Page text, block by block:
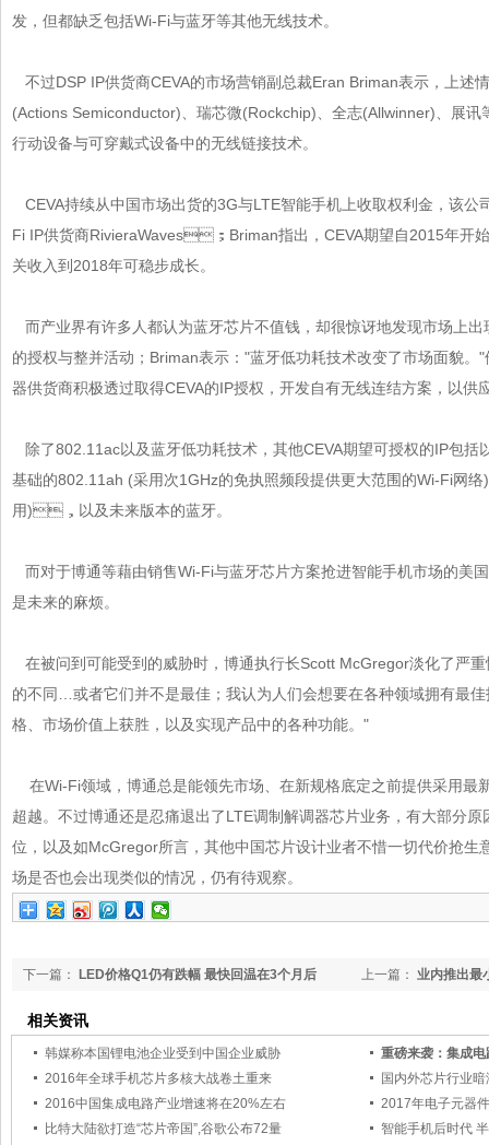
发，但都缺乏包括Wi-Fi与蓝牙等其他无线技术。
不过DSP IP供货商CEVA的市场营销副总裁Eran Briman表示，上述情
(Actions Semiconductor)、瑞芯微(Rockchip)、全志(Allwinner)、展
行动设备与可穿戴式设备中的无线链接技术。
CEVA持续从中国市场出货的3G与LTE智能手机上收取权利金，该
Fi IP供货商RivieraWaves；Briman指出，CEVA期望自2015年开始
关收入到2018年可稳步成长。
而产业界有许多人都认为蓝牙芯片不值钱，却很惊讶地发现市场上
的授权与整并活动；Briman表示："蓝牙低功耗技术改变了市场面貌
器供货商积极透过取得CEVA的IP授权，开发自有无线连结方案，以
除了802.11ac以及蓝牙低功耗技术，其他CEVA期望可授权的IP包
基础的802.11ah (采用次1GHz的免执照频段提供更大范围的Wi-Fi网
用)，以及未来版本的蓝牙。
而对于博通等藉由销售Wi-Fi与蓝牙芯片方案抢进智能手机市场的美国IC
是未来的麻烦。
在被问到可能受到的威胁时，博通执行长Scott McGregor淡化了严重
的不同…或者它们并不是最佳；我认为人们会想要在各种领域拥有最佳
格、市场价值上获胜，以及实现产品中的各种功能。"
在Wi-Fi领域，博通总是能领先市场、在新规格底定之前提供采用最
超越。不过博通还是忍痛退出了LTE调制解调器芯片业务，有大部
位，以及如McGregor所言，其他中国芯片设计业者不惜一切代价抢生
场是否也会出现类似的情况，仍有待观察。
上一篇： 业内推出最
下一篇： LED价格Q1仍有跌幅 最快回温在3个月后
相关资讯
韩媒称本国锂电池企业受到中国企业威胁
重磅来袭：集成
2016年全球手机芯片多核大战卷土重来
国内外芯片行业暗
2016中国集成电路产业增速将在20%左右
2017年电子元器
比特大陆欲打造“芯片帝国”,谷歌公布72量
智能手机后时代